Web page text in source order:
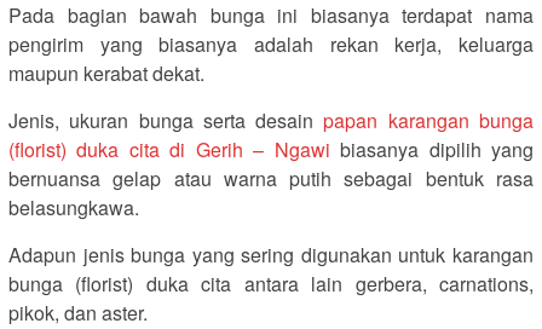
Pada bagian bawah bunga ini biasanya terdapat nama
pengirim yang biasanya adalah rekan kerja, keluarga
maupun kerabat dekat.
Jenis, ukuran bunga serta desainpapan karangan bunga
(florist) duka cita di Gerih – Ngawi biasanya dipilih yang
bernuansa gelap atau warna putih sebagai bentuk rasa
belasungkawa.
Adapun jenis bunga yang sering digunakan untuk karangan
bunga (florist) duka cita antara lain gerbera, carnations,
pikok, dan aster.